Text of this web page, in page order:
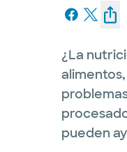
¿La
pueden